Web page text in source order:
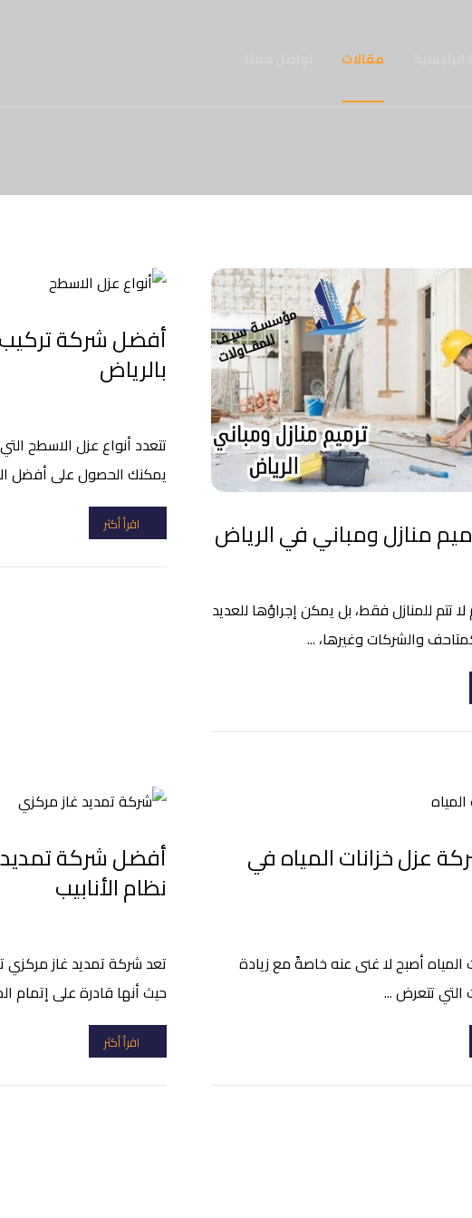
مقالات
منازل ومباني في الرياض
لا تتم للمنازل فقط، بل يمكن إجراؤها للعديد
والشركات وغيرها، ...
أفضل شركة
بالرياض
تتعدد أنواع عزل الاسطح
يمكنك الحصول على أفضل
اقرأ أكثر
عزل خزانات المياه في
المياه أصبح لا غنى عنه خاصةً مع زيادة
التي تتعرض ...
أفضل شركة
نظام الأنابيب
تعد شركة تمديد غاز مركزي
حيث أنها قادرة على إتمام
اقرأ أكثر